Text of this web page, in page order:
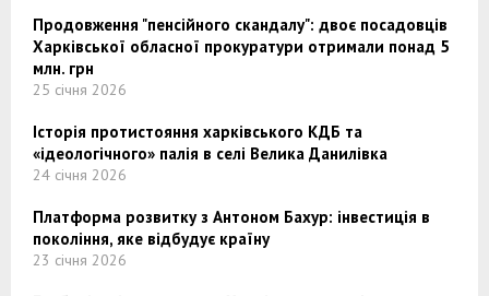
Продовження "пенсійного скандалу": двоє посадовців
Харківської обласної прокуратури отримали понад 5
млн. грн
25 січня 2026
Історія протистояння харківського КДБ та
«ідеологічного» палія в селі Велика Данилівка
24 січня 2026
Платформа розвитку з Антоном Бахур: інвестиція в
покоління, яке відбудує країну
23 січня 2026